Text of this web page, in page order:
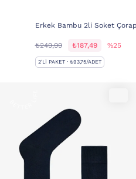
Erkek Bambu 2li Soket Çorap
₺249,99 ₺187,49 %25
2'LI PAKET · ₺93,75/ADET